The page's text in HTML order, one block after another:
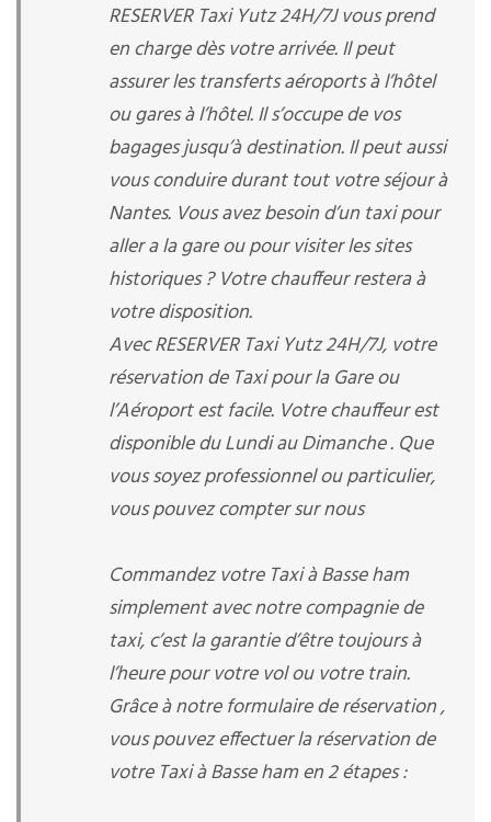
RESERVER Taxi Yutz 24H/7J vous prend
en charge dès votre arrivée. Il peut
assurer les transferts aéroports à l’hôtel
ou gares à l’hôtel. Il s’occupe de vos
bagages jusqu’à destination. Il peut aussi
vous conduire durant tout votre séjour à
Nantes. Vous avez besoin d’un taxi pour
aller a la gare ou pour visiter les sites
historiques ? Votre chauffeur restera à
votre disposition.
Avec RESERVER Taxi Yutz 24H/7J, votre
réservation de Taxi pour la Gare ou
l’Aéroport est facile. Votre chauffeur est
disponible du Lundi au Dimanche . Que
vous soyez professionnel ou particulier,
vous pouvez compter sur nous
Commandez votre Taxi à Basse ham
simplement avec notre compagnie de
taxi, c’est la garantie d’être toujours à
l’heure pour votre vol ou votre train.
Grâce à notre formulaire de réservation ,
vous pouvez effectuer la réservation de
votre Taxi à Basse ham en 2 étapes :